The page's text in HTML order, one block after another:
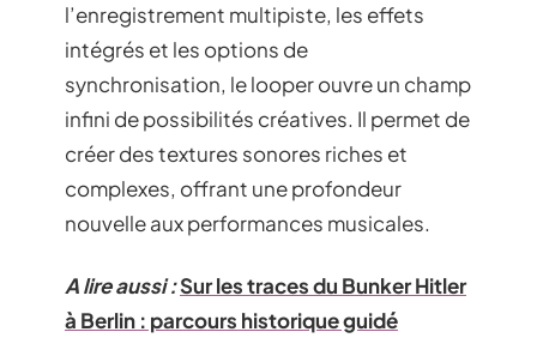
l’enregistrement multipiste, les effets
intégrés et les options de
synchronisation, le looper ouvre un champ
infini de possibilités créatives. Il permet de
créer des textures sonores riches et
complexes, offrant une profondeur
nouvelle aux performances musicales.
A lire aussi :Sur les traces du Bunker Hitler
à Berlin : parcours historique guidé